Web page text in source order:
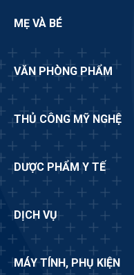
MẸ VÀ BÉ
VĂN PHÒNG PHẨM
THỦ CÔNG MỸ NGHỆ
DƯỢC PHẨM Y TẾ
DỊCH VỤ
MÁY TÍNH, PHỤ KIỆN